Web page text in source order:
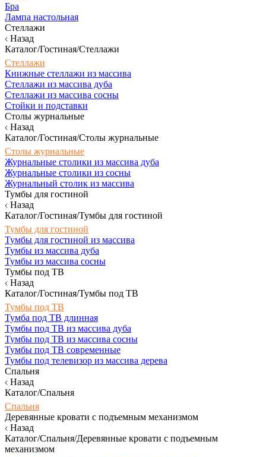
Бра
Лампа настольная
Стеллажи
Назад
Каталог/Гостиная/Стеллажи
Стеллажи
Книжные стеллажи из массива
Стеллажи из массива дуба
Стеллажи из массива сосны
Стойки и подставки
Столы журнальные
Назад
Каталог/Гостиная/Столы журнальные
Столы журнальные
Журнальные столики из массива дуба
Журнальные столики из сосны
Журнальный столик из массива
Тумбы для гостиной
Назад
Каталог/Гостиная/Тумбы для гостиной
Тумбы для гостиной
Тумбы для гостиной из массива
Тумбы из массива дуба
Тумбы из массива сосны
Тумбы под ТВ
Назад
Каталог/Гостиная/Тумбы под ТВ
Тумбы под ТВ
Тумба под ТВ длинная
Тумбы под ТВ из массива дуба
Тумбы под ТВ из массива сосны
Тумбы под ТВ современные
Тумбы под телевизор из массива дерева
Спальня
Назад
Каталог/Спальня
Спальня
Деревянные кровати с подъемным механизмом
Назад
Каталог/Спальня/Деревянные кровати с подъемным
механизмом